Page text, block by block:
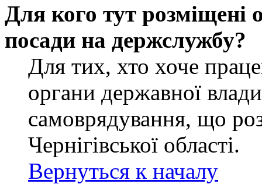
Для кого тут розміщені
посади на держслужбу?
Для тих, хто хоче
органи державної
самоврядування, що
Чернігівської області.
Вернуться к началу